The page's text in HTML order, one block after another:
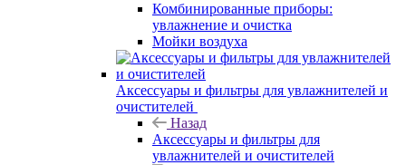
Комбинированные приборы:
увлажнение и очистка
Мойки воздуха
Аксессуары и фильтры для увлажнителей и
очистителей
Назад
Аксессуары и фильтры для
увлажнителей и очистителей